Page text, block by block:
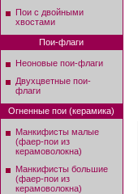
Пои с двойными
хвостами
Пои-флаги
Неоновые пои-флаги
Двухцветные пои-
флаги
Огненные пои (керамика)
Манкифисты малые
(фаер-пои из
керамоволокна)
Манкифисты большие
(фаер-пои из
керамоволокна)